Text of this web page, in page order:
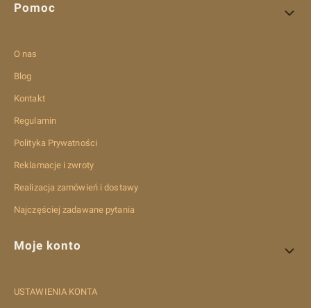
Pomoc
O nas
Blog
Kontakt
Regulamin
Polityka Prywatności
Reklamacje i zwroty
Realizacja zamówień i dostawy
Najczęściej zadawane pytania
Moje konto
USTAWIENIA KONTA